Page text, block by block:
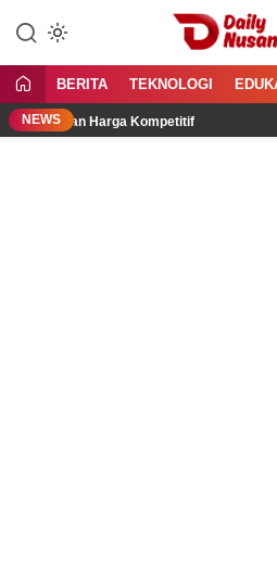
konten
Daily
Menyajikan Fakta,
BERITA TEKNOLOGI
NEWS
dan Harga Kompetitif